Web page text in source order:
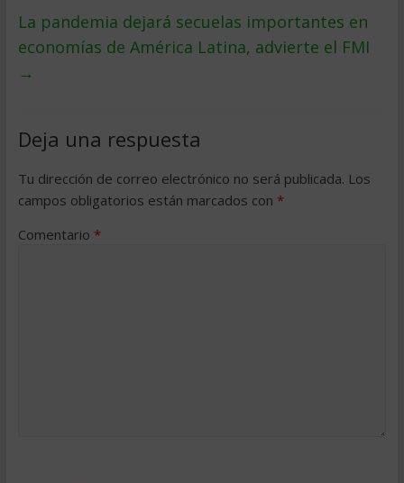
La pandemia dejará secuelas importantes en
economías de América Latina, advierte el FMI
→
Deja una respuesta
Tu dirección de correo electrónico no será publicada. Los
campos obligatorios están marcados con *
Comentario *